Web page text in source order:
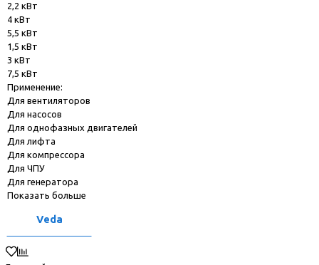
2,2 кВт
4 кВт
5,5 кВт
1,5 кВт
3 кВт
7,5 кВт
Применение:
Для вентиляторов
Для насосов
Для однофазных двигателей
Для лифта
Для компрессора
Для ЧПУ
Для генератора
Показать больше
Veda